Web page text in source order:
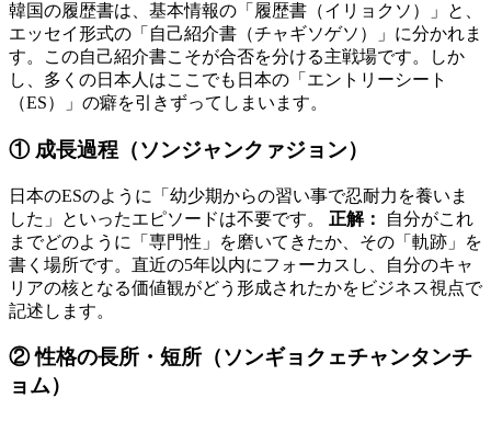
韓国の履歴書は、基本情報の「履歴書（イリョクソ）」と、
エッセイ形式の「自己紹介書（チャギソゲソ）」に分かれま
す。この自己紹介書こそが合否を分ける主戦場です。しか
し、多くの日本人はここでも日本の「エントリーシート
（ES）」の癖を引きずってしまいます。
① 成長過程（ソンジャンクァジョン）
日本のESのように「幼少期からの習い事で忍耐力を養いま
した」といったエピソードは不要です。 正解：
自分がこれ
までどのように「専門性」を磨いてきたか、その「軌跡」を
書く場所です。直近の5年以内にフォーカスし、自分のキャ
リアの核となる価値観がどう形成されたかをビジネス視点で
記述します。
② 性格の長所・短所（ソンギョクェチャンタンチ
ョム）